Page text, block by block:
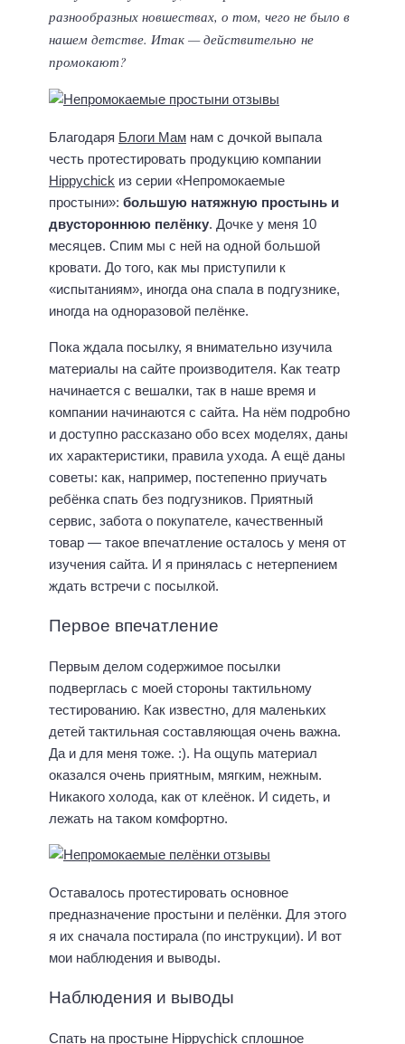
разнообразных новшествах, о том, чего не было в
нашем детстве. Итак — действительно не
промокают?
Благодаря Блоги Мам нам с дочкой выпала
честь протестировать продукцию компании
Hippychick из серии «Непромокаемые
простыни»: большую натяжную простынь и
двустороннюю пелёнку. Дочке у меня 10
месяцев. Спим мы с ней на одной большой
кровати. До того, как мы приступили к
«испытаниям», иногда она спала в подгузнике,
иногда на одноразовой пелёнке.
Пока ждала посылку, я внимательно изучила
материалы на сайте производителя. Как театр
начинается с вешалки, так в наше время и
компании начинаются с сайта. На нём подробно
и доступно рассказано обо всех моделях, даны
их характеристики, правила ухода. А ещё даны
советы: как, например, постепенно приучать
ребёнка спать без подгузников. Приятный
сервис, забота о покупателе, качественный
товар — такое впечатление осталось у меня от
изучения сайта. И я принялась с нетерпением
ждать встречи с посылкой.
Первое впечатление
Первым делом содержимое посылки
подверглась с моей стороны тактильному
тестированию. Как известно, для маленьких
детей тактильная составляющая очень важна.
Да и для меня тоже. :). На ощупь материал
оказался очень приятным, мягким, нежным.
Никакого холода, как от клеёнок. И сидеть, и
лежать на таком комфортно.
Оставалось протестировать основное
предназначение простыни и пелёнки. Для этого
я их сначала постирала (по инструкции). И вот
мои наблюдения и выводы.
Наблюдения и выводы
Спать на простыне Hippychick сплошное